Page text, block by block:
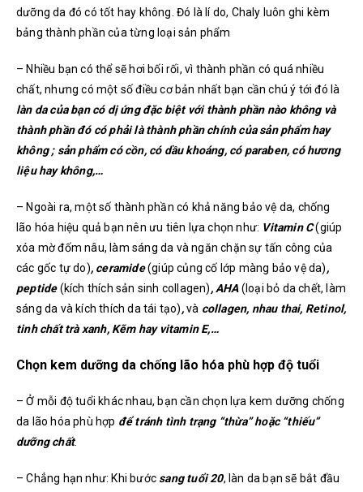
dưỡng da đó có tốt hay không. Đó là lí do, Chaly luôn ghi kèm
bảng thành phần của từng loại sản phẩm
– Nhiều bạn có thể sẽ hơi bối rối, vì thành phần có quá nhiều
chất, nhưng có một số điều cơ bản nhất bạn cần chú ý tới đó là
làn da của bạn có dị ứng đặc biệt với thành phần nào không và
thành phần đó có phải là thành phần chính của sản phẩm hay
không ; sản phẩm có cồn, có dầu khoáng, có paraben, có hương
liệu hay không,…
– Ngoài ra, một số thành phần có khả năng bảo vệ da, chống
lão hóa hiệu quả bạn nên ưu tiên lựa chọn như: Vitamin C(giúp
xóa mờ đốm nâu, làm sáng da và ngăn chặn sự tấn công của
các gốc tự do), ceramide(giúp củng cố lớp màng bảo vệ da),
peptide(kích thích sản sinh collagen), AHA(loại bỏ da chết, làm
sáng da và kích thích da tái tạo),và collagen, nhau thai, Retinol,
tinh chất trà xanh, Kẽm hay vitamin E,…
Chọn kem dưỡng da chống lão hóa phù hợp độ tuổi
– Ở mỗi độ tuổi khác nhau, bạn cần chọn lựa kem dưỡng chống
da lão hóa phù hợp để tránh tình trạng “thừa” hoặc “thiếu”
dưỡng chất.
– Chẳng hạn như: Khi bước sang tuổi 20, làn da bạn sẽ bắt đầu